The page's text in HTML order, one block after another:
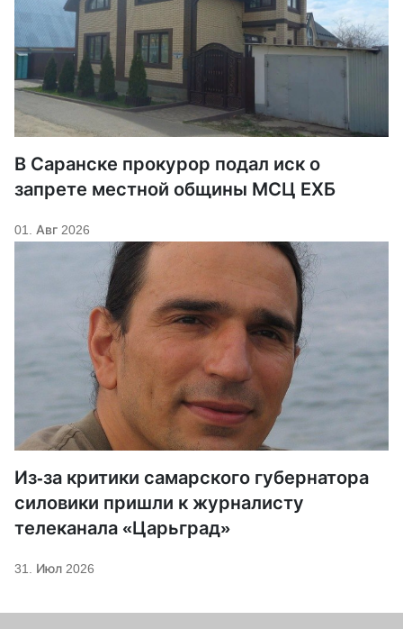
В Саранске прокурор подал иск о
запрете местной общины МСЦ ЕХБ
01. Авг 2026
Из-за критики самарского губернатора
силовики пришли к журналисту
телеканала «Царьград»
31. Июл 2026